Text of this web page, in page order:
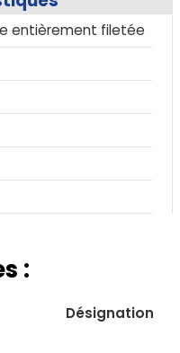
entièrement filetée
:
Désignation